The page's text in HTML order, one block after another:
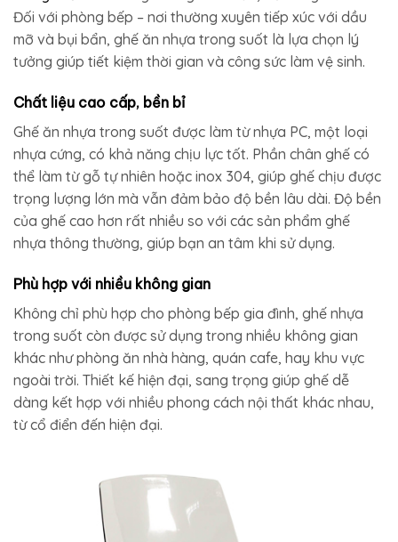
Đối với phòng bếp – nơi thường xuyên tiếp xúc với dầu
mỡ và bụi bẩn, ghế ăn nhựa trong suốt là lựa chọn lý
tưởng giúp tiết kiệm thời gian và công sức làm vệ sinh.
Chất liệu cao cấp, bền bỉ
Ghế ăn nhựa trong suốt được làm từ nhựa PC, một loại
nhựa cứng, có khả năng chịu lực tốt. Phần chân ghế có
thể làm từ gỗ tự nhiên hoặc inox 304, giúp ghế chịu được
trọng lượng lớn mà vẫn đảm bảo độ bền lâu dài. Độ bền
của ghế cao hơn rất nhiều so với các sản phẩm ghế
nhựa thông thường, giúp bạn an tâm khi sử dụng.
Phù hợp với nhiều không gian
Không chỉ phù hợp cho phòng bếp gia đình, ghế nhựa
trong suốt còn được sử dụng trong nhiều không gian
khác như phòng ăn nhà hàng, quán cafe, hay khu vực
ngoài trời. Thiết kế hiện đại, sang trọng giúp ghế dễ
dàng kết hợp với nhiều phong cách nội thất khác nhau,
từ cổ điển đến hiện đại.